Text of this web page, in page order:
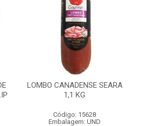
LOMBO CANADENSE SEARA
1,1 KG
Código: 15628
Embalagem: UND